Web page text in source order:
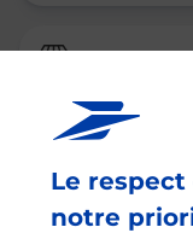
Le
notre
Relais
TABAC
99
47000